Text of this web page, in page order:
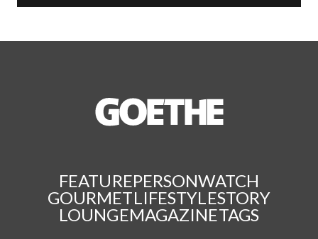
FEATUREPERSONWATCH
GOURMETLIFESTYLESTORY
LOUNGEMAGAZINETAGS